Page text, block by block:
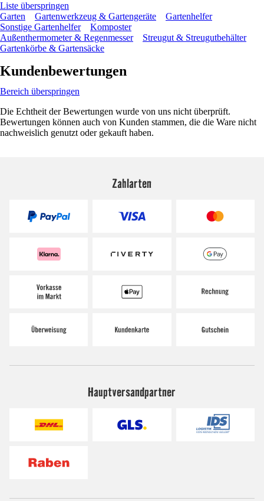
Liste überspringen
Garten
Gartenwerkzeug & Gartengeräte
Gartenhelfer
Sonstige Gartenhelfer
Komposter
Außenthermometer & Regenmesser
Streugut & Streugutbehälter
Gartenkörbe & Gartensäcke
Kundenbewertungen
Bereich überspringen
Die Echtheit der Bewertungen wurde von uns nicht überprüft.
Bewertungen können auch von Kunden stammen, die die Ware nicht
nachweislich genutzt oder gekauft haben.
Zahlarten
Hauptversandpartner